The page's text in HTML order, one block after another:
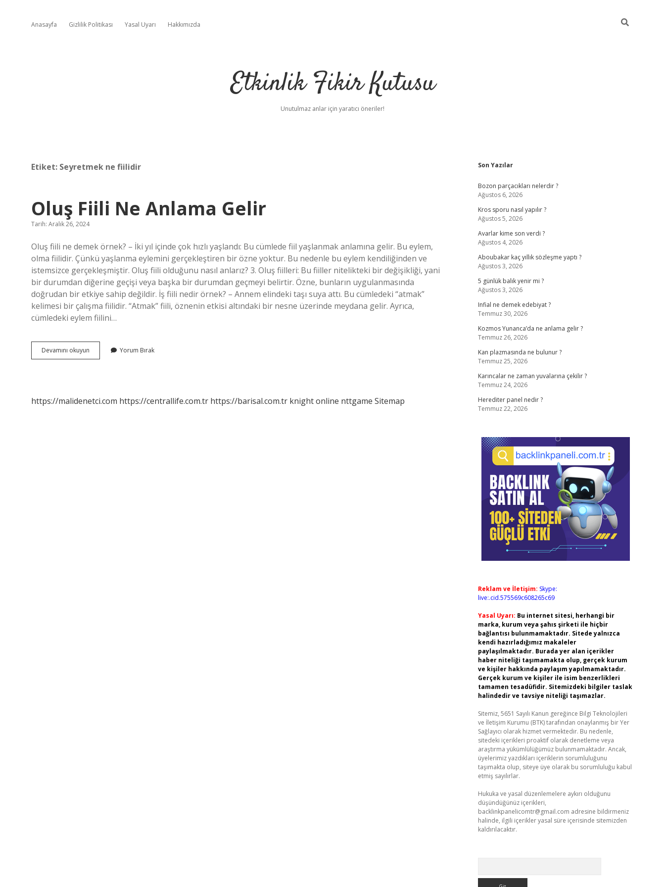
Anasayfa Gizlilik Politikası Yasal Uyarı Hakkımızda
Etkinlik Fikir Kutusu
Unutulmaz anlar için yaratıcı öneriler!
Etiket: Seyretmek ne fiilidir
Oluş Fiili Ne Anlama Gelir
Tarih: Aralık 26, 2024
Oluş fiili ne demek örnek? – İki yıl içinde çok hızlı yaşlandı: Bu cümlede fiil yaşlanmak anlamına gelir. Bu eylem,
olma fiilidir. Çünkü yaşlanma eylemini gerçekleştiren bir özne yoktur. Bu nedenle bu eylem kendiliğinden ve
istemsizce gerçekleşmiştir. Oluş fiili olduğunu nasıl anlarız? 3. Oluş fiilleri: Bu fiiller nitelikteki bir değişikliği, yani
bir durumdan diğerine geçişi veya başka bir durumdan geçmeyi belirtir. Özne, bunların uygulanmasında
doğrudan bir etkiye sahip değildir. İş fiili nedir örnek? – Annem elindeki taşı suya attı. Bu cümledeki “atmak”
kelimesi bir çalışma fiilidir. “Atmak” fiili, öznenin etkisi altındaki bir nesne üzerinde meydana gelir. Ayrıca,
cümledeki eylem fiilini…
Devamını okuyun
Fiili
Yorum Bırak
https://malidenetci.com https://centrallife.com.tr https://barisal.com.tr knight online nttgame Sitemap
Sidebar
Son Yazılar
Bozon parçacıkları nelerdir ?
Ağustos 6, 2026
Kros sporu nasıl yapılır ?
Ağustos 5, 2026
Avarlar kime son verdi ?
Ağustos 4, 2026
Aboubakar kaç yıllık sözleşme yaptı ?
Ağustos 3, 2026
5 günlük balık yenir mi ?
Ağustos 3, 2026
Infial ne demek edebiyat ?
Temmuz 30, 2026
Kozmos Yunanca’da ne anlama gelir ?
Temmuz 26, 2026
Kan plazmasında ne bulunur ?
Temmuz 25, 2026
Karıncalar ne zaman yuvalarına çekilir ?
Temmuz 24, 2026
Herediter panel nedir ?
Temmuz 22, 2026
Reklam ve İletişim: Skype:
live:.cid.575569c608265c69
Yasal Uyarı: Bu internet sitesi, herhangi bir
marka, kurum veya şahıs şirketi ile hiçbir
bağlantısı bulunmamaktadır. Sitede yalnızca
kendi hazırladığımız makaleler
paylaşılmaktadır. Burada yer alan içerikler
haber niteliği taşımamakta olup, gerçek kurum
ve kişiler hakkında paylaşım yapılmamaktadır.
Gerçek kurum ve kişiler ile isim benzerlikleri
tamamen tesadüfidir. Sitemizdeki bilgiler taslak
halindedir ve tavsiye niteliği taşımazlar.
Sitemiz, 5651 Sayılı Kanun gereğince Bilgi Teknolojileri
ve İletişim Kurumu (BTK) tarafından onaylanmış bir Yer
Sağlayıcı olarak hizmet vermektedir. Bu nedenle,
sitedeki içerikleri proaktif olarak denetleme veya
araştırma yükümlülüğümüz bulunmamaktadır. Ancak,
üyelerimiz yazdıkları içeriklerin sorumluluğunu
taşımakta olup, siteye üye olarak bu sorumluluğu kabul
etmiş sayılırlar.
Hukuka ve yasal düzenlemelere aykırı olduğunu
düşündüğünüz içerikleri,
backlinkpanelicomtr@gmail.com adresine bildirmeniz
halinde, ilgili içerikler yasal süre içerisinde sitemizden
kaldırılacaktır.